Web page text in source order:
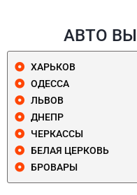
АВТО
ХАРЬКОВ
ОДЕССА
ЛЬВОВ
ДНЕПР
ЧЕРКАССЫ
БЕЛАЯ ЦЕРКОВЬ
БРОВАРЫ